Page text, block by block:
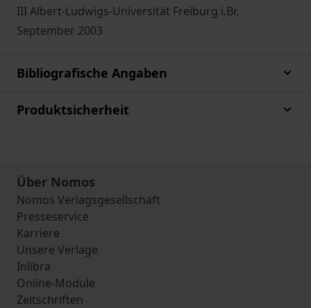
III Albert-Ludwigs-Universität Freiburg i.Br.
September 2003
Bibliografische Angaben
Produktsicherheit
Über Nomos
Nomos Verlagsgesellschaft
Presseservice
Karriere
Unsere Verlage
Inlibra
Online-Module
Zeitschriften